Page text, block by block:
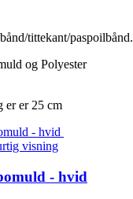
tittekant/paspoilbånd.
og Polyester
er er 25 cm
visning
- hvid